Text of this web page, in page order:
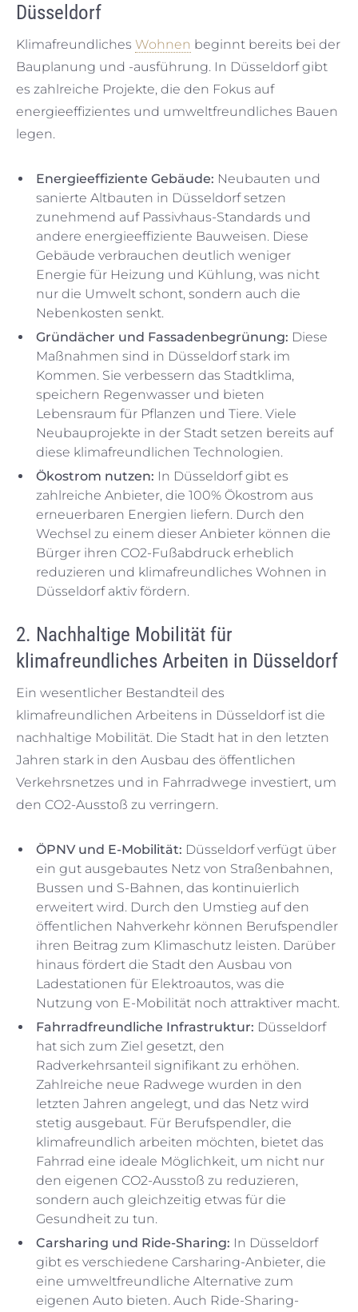
Düsseldorf
Klimafreundliches Wohnen beginnt bereits bei der
Bauplanung und -ausführung. In Düsseldorf gibt
es zahlreiche Projekte, die den Fokus auf
energieeffizientes und umweltfreundliches Bauen
legen.
Energieeffiziente Gebäude: Neubauten und
sanierte Altbauten in Düsseldorf setzen
zunehmend auf Passivhaus-Standards und
andere energieeffiziente Bauweisen. Diese
Gebäude verbrauchen deutlich weniger
Energie für Heizung und Kühlung, was nicht
nur die Umwelt schont, sondern auch die
Nebenkosten senkt.
Gründächer und Fassadenbegrünung: Diese
Maßnahmen sind in Düsseldorf stark im
Kommen. Sie verbessern das Stadtklima,
speichern Regenwasser und bieten
Lebensraum für Pflanzen und Tiere. Viele
Neubauprojekte in der Stadt setzen bereits auf
diese klimafreundlichen Technologien.
Ökostrom nutzen: In Düsseldorf gibt es
zahlreiche Anbieter, die 100% Ökostrom aus
erneuerbaren Energien liefern. Durch den
Wechsel zu einem dieser Anbieter können die
Bürger ihren CO2-Fußabdruck erheblich
reduzieren und klimafreundliches Wohnen in
Düsseldorf aktiv fördern.
2. Nachhaltige Mobilität für
klimafreundliches Arbeiten in Düsseldorf
Ein wesentlicher Bestandteil des
klimafreundlichen Arbeitens in Düsseldorf ist die
nachhaltige Mobilität. Die Stadt hat in den letzten
Jahren stark in den Ausbau des öffentlichen
Verkehrsnetzes und in Fahrradwege investiert, um
den CO2-Ausstoß zu verringern.
ÖPNV und E-Mobilität: Düsseldorf verfügt über
ein gut ausgebautes Netz von Straßenbahnen,
Bussen und S-Bahnen, das kontinuierlich
erweitert wird. Durch den Umstieg auf den
öffentlichen Nahverkehr können Berufspendler
ihren Beitrag zum Klimaschutz leisten. Darüber
hinaus fördert die Stadt den Ausbau von
Ladestationen für Elektroautos, was die
Nutzung von E-Mobilität noch attraktiver macht.
Fahrradfreundliche Infrastruktur: Düsseldorf
hat sich zum Ziel gesetzt, den
Radverkehrsanteil signifikant zu erhöhen.
Zahlreiche neue Radwege wurden in den
letzten Jahren angelegt, und das Netz wird
stetig ausgebaut. Für Berufspendler, die
klimafreundlich arbeiten möchten, bietet das
Fahrrad eine ideale Möglichkeit, um nicht nur
den eigenen CO2-Ausstoß zu reduzieren,
sondern auch gleichzeitig etwas für die
Gesundheit zu tun.
Carsharing und Ride-Sharing: In Düsseldorf
gibt es verschiedene Carsharing-Anbieter, die
eine umweltfreundliche Alternative zum
eigenen Auto bieten. Auch Ride-Sharing-